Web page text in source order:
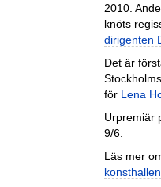
2010.
knöts
dirigenten
Det är
för Lena
Urpremiär
9/6.
Läs mer